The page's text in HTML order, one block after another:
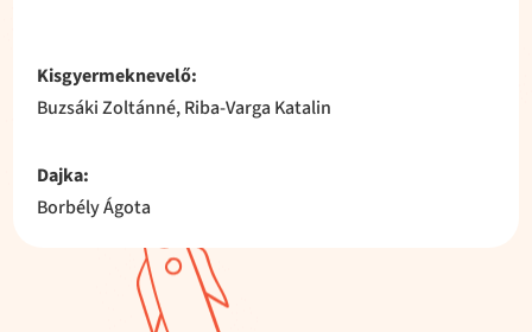
Kisgyermeknevelő:
Buzsáki Zoltánné, Riba-Varga Katalin
Dajka:
Borbély Ágota